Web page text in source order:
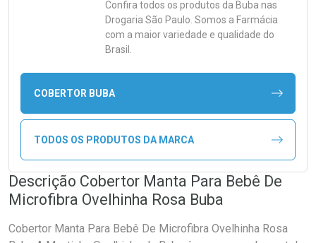
Confira todos os produtos da Buba nas
Drogaria São Paulo. Somos a Farmácia
com a maior variedade e qualidade do
Brasil.
COBERTOR BUBA
TODOS OS PRODUTOS DA MARCA
Descrição Cobertor Manta Para Bebê De
Microfibra Ovelhinha Rosa Buba
Cobertor Manta Para Bebê De Microfibra Ovelhinha Rosa